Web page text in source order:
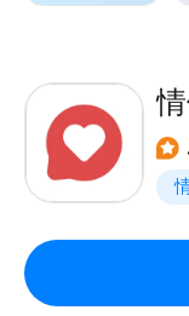
■ 微爱welove记
【时光相册】记
瞬间。
■ 微爱welove心